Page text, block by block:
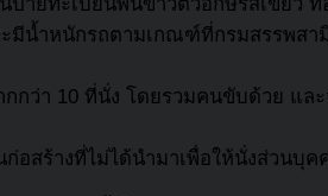
มีน้ำหนักรถตามเกณฑ์ที่กรมสรรพส
กว่า 10 ที่นั่ง โดยรวมคนขับด้วย แ
อสร้างที่ไม่ได้นำมาเพื่อให้นั่งส่วนบุค